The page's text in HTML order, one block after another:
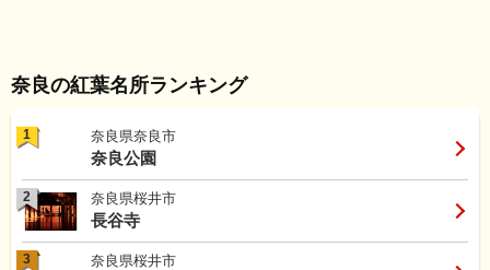
奈良の紅葉名所ランキング
1 奈良県奈良市
奈良公園
2 奈良県桜井市
長谷寺
3 奈良県桜井市